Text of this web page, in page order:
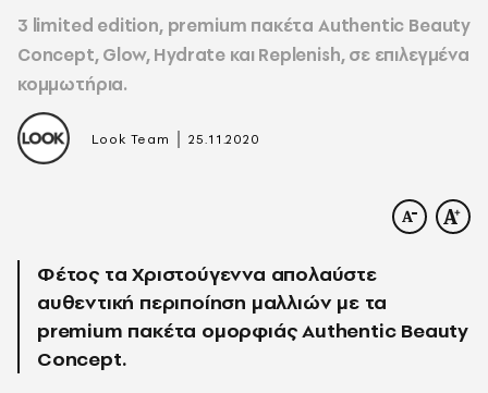
3 limited edition, premium πακέτα Authentic Beauty
Concept, Glow, Hydrate και Replenish, σε επιλεγμένα
κομμωτήρια.
Look Team |25.11.2020
Φέτος τα Χριστούγεννα απολαύστε
αυθεντική περιποίηση μαλλιών με τα
premium πακέτα ομορφιάς Authentic Beauty
Concept.